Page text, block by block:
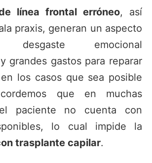
línea frontal erróneo, así
praxis, generan un aspecto
desgaste emocional
grandes gastos para reparar
los casos que sea posible
que en muchas
paciente no cuenta con
lo cual impide la
trasplante capilar.